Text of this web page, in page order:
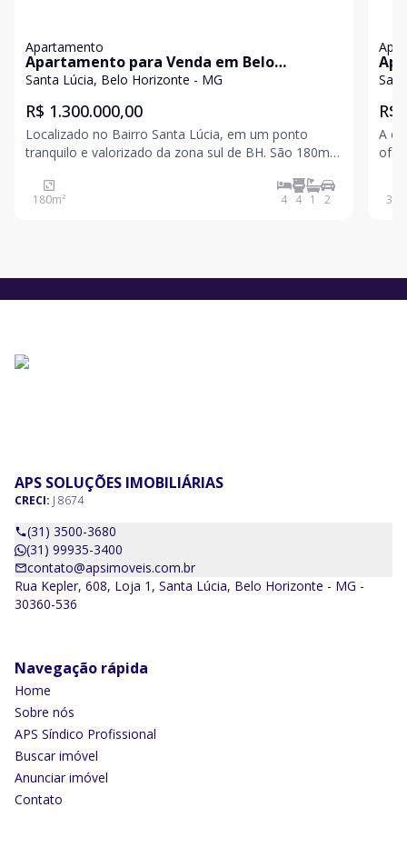
Apartamento
Apartamento para Venda em Belo
Horizonte / MG no bairro Santa Lúcia
Santa Lúcia, Belo Horizonte - MG
R$ 1.300.000,00
Localizado no Bairro Santa Lúcia, em um ponto
tranquilo e valorizado da zona sul de BH. São 180m2,
infraestrutura completa no condomínio.
Características do imóvel: 4 quartos, sendo 1 suíte
180m² 4 4 1 2
R$
A
360
APS SOLUÇÕES IMOBILIÁRIAS
CRECI: J 8674
(31) 3500-3680
(31) 99935-3400
contato@apsimoveis.com.br
Rua Kepler, 608, Loja 1, Santa Lúcia, Belo Horizonte - MG -
30360-536
Navegação rápida
Home
Sobre nós
APS Síndico Profissional
Buscar imóvel
Anunciar imóvel
Contato